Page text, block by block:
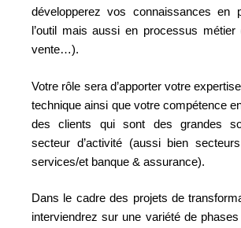
développerez vos connaissances en
l’outil mais aussi en processus métier
vente…).
Votre rôle sera d’apporter votre
technique ainsi que votre compétence
des clients qui sont des grandes
secteur d’activité (aussi bien
services/et banque & assurance).
Dans le cadre des projets de
interviendrez sur une variété de